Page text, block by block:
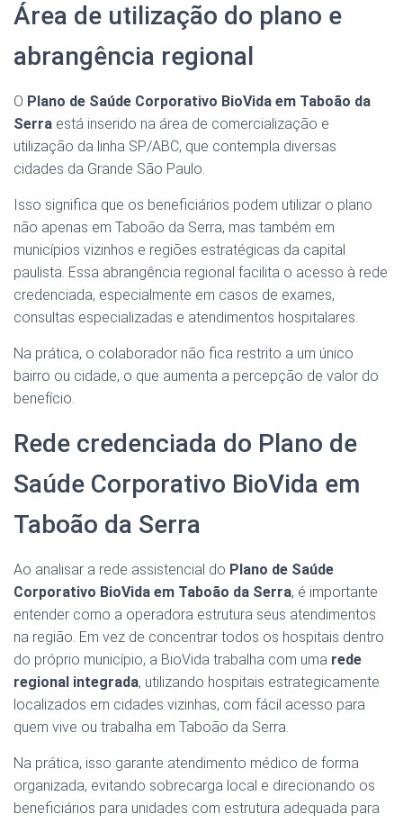
Área de utilização do plano e
abrangência regional
O Plano de Saúde Corporativo BioVida em Taboão da
Serra está inserido na área de comercialização e
utilização da linha SP/ABC, que contempla diversas
cidades da Grande São Paulo.
Isso significa que os beneficiários podem utilizar o plano
não apenas em Taboão da Serra, mas também em
municípios vizinhos e regiões estratégicas da capital
paulista. Essa abrangência regional facilita o acesso à rede
credenciada, especialmente em casos de exames,
consultas especializadas e atendimentos hospitalares.
Na prática, o colaborador não fica restrito a um único
bairro ou cidade, o que aumenta a percepção de valor do
benefício.
Rede credenciada do Plano de
Saúde Corporativo BioVida em
Taboão da Serra
Ao analisar a rede assistencial do Plano de Saúde
Corporativo BioVida em Taboão da Serra, é importante
entender como a operadora estrutura seus atendimentos
na região. Em vez de concentrar todos os hospitais dentro
do próprio município, a BioVida trabalha com uma rede
regional integrada, utilizando hospitais estrategicamente
localizados em cidades vizinhas, com fácil acesso para
quem vive ou trabalha em Taboão da Serra.
Na prática, isso garante atendimento médico de forma
organizada, evitando sobrecarga local e direcionando os
beneficiários para unidades com estrutura adequada para